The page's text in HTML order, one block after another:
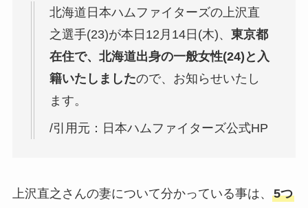
北海道日本ハムファイターズの上沢直
之選手(23)が本日12月14日(木)、 東京都
在住で、北海道出身の一般女性(24)と入
籍いたしましたので、お知らせいたし
ます。
/引用元：日本ハムファイターズ公式HP
上沢直之さんの妻について分かっている事は、 5つ